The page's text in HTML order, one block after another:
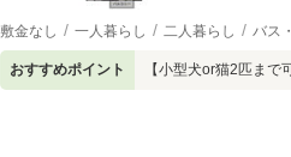
敷金なし 一人暮らし 二人暮らし バス
おすすめポイント 【小型犬or猫2匹ま